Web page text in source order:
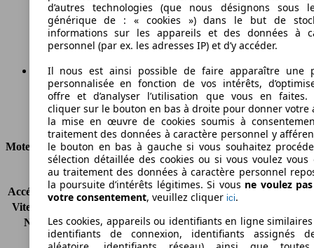
Émissions de CO2 (combinées)*
Ø 9.0 l/100km
Consommation
Moteur et Puissance
KW (CH)
110 kW (150 PS)
Accélération (0-100 km/h) 10.8s
Vitesse maximale (km/h)
Nombre de vitesses
5
Couple
192 nm
d’autres technologies (que nous désignons sous
générique de : « cookies ») dans le but de
informations sur les appareils et des données à
personnel (par ex. les adresses IP) et d’y accéder.
Il nous est ainsi possible de faire apparaître une
personnalisée en fonction de vos intérêts,
offre et d’analyser l’utilisation que vous en faites.
cliquer sur le bouton en bas à droite pour donner votre
la mise en œuvre de cookies soumis à
traitement des données à caractère personnel y
le bouton en bas à gauche si vous souhaitez
sélection détaillée des cookies ou si vous voulez vous
au traitement des données à caractère personnel
la poursuite d’intérêts légitimes. Si vous ne voulez
votre consentement, veuillez cliquer ici.
Les cookies, appareils ou identifiants en ligne
identifiants de connexion, identifiants assignés